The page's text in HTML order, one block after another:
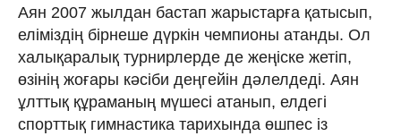
Аян 2007 жылдан бастап жарыстарға қатысып,
еліміздің бірнеше дүркін чемпионы атанды. Ол
халықаралық турнирлерде де жеңіске жетіп,
өзінің жоғары кәсіби деңгейін дәлелдеді. Аян
ұлттық құраманың мүшесі атанып, елдегі
спорттық гимнастика тарихында өшпес із